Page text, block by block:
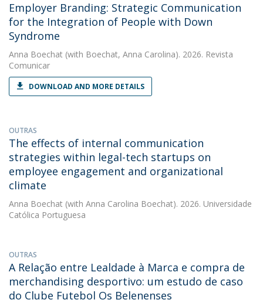
Employer Branding: Strategic Communication
for the Integration of People with Down
Syndrome
Anna Boechat (with Boechat, Anna Carolina). 2026. Revista
Comunicar
DOWNLOAD AND MORE DETAILS
OUTRAS
The effects of internal communication
strategies within legal-tech startups on
employee engagement and organizational
climate
Anna Boechat (with Anna Carolina Boechat). 2026. Universidade
Católica Portuguesa
OUTRAS
A Relação entre Lealdade à Marca e compra de
merchandising desportivo: um estudo de caso
do Clube Futebol Os Belenenses